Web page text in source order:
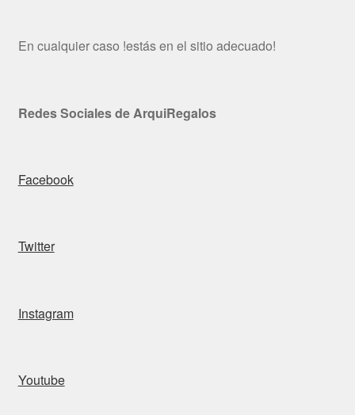
En cualquier caso !estás en el sitio adecuado!
Redes Sociales de ArquiRegalos
Facebook
Twitter
Instagram
Youtube